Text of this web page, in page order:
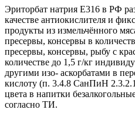
Эриторбат натрия Е316 в РФ
качестве антиокислителя и
продукты из измельчённого
пресервы, консервы в
пресервы, консервы, рыбу с
количестве до 1,5 г/кг
другими изо- аскорбатами в
кислоту (п. 3.4.8 СанПиН
цвета в напитки
согласно ТИ.